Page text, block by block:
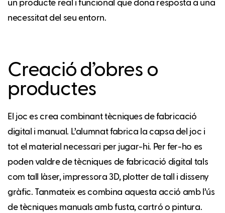
un producte real i funcional que dona resposta a una
necessitat del seu entorn.
Creació d’obres o
productes
El joc es crea combinant tècniques de fabricació
digital i manual. L’alumnat fabrica la capsa del joc i
tot el material necessari per jugar-hi. Per fer-ho es
poden valdre de tècniques de fabricació digital tals
com tall làser, impressora 3D, plotter de tall i disseny
gràfic. Tanmateix es combina aquesta acció amb l’ús
de tècniques manuals amb fusta, cartró o pintura.